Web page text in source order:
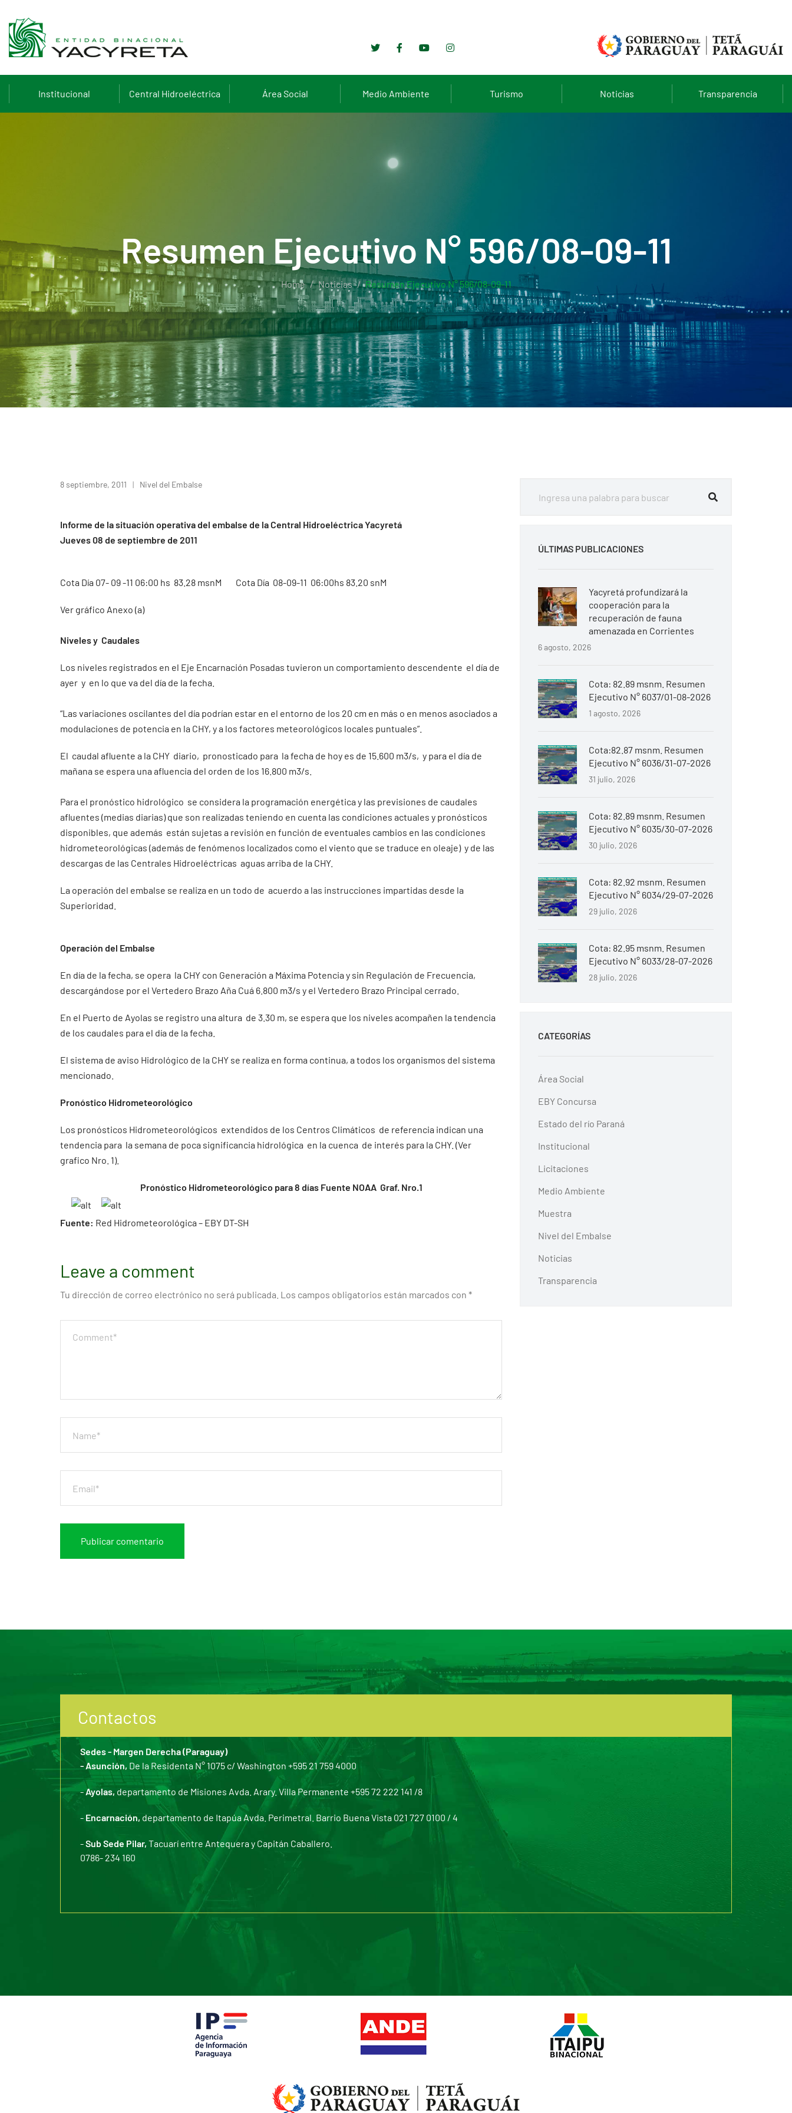
Institucional Central Hidroeléctrica Área Social Medio Ambiente Turismo Noticias Transparencia
Resumen Ejecutivo N° 596/08-09-11
Home Noticias Resumen Ejecutivo N° 596/08-09-11
8 septiembre, 2011 Nivel del Embalse
Informe de la situación operativa del embalse de la Central Hidroeléctrica Yacyretá
Jueves 08 de septiembre de 2011
Cota Día 07- 09 -11 06:00 hs 83.28 msnM Cota Día 08-09-11 06:00hs 83.20 snM
Ver gráfico Anexo (a)
Niveles y Caudales
Los niveles registrados en el Eje Encarnación Posadas tuvieron un comportamiento descendente el día de
ayer y en lo que va del día de la fecha.
“Las variaciones oscilantes del día podrían estar en el entorno de los 20 cm en más o en menos asociados a
modulaciones de potencia en la CHY, y a los factores meteorológicos locales puntuales”.
El caudal afluente a la CHY diario, pronosticado para la fecha de hoy es de 15.600 m3/s, y para el día de
mañana se espera una afluencia del orden de los 16.800 m3/s.
Para el pronóstico hidrológico se considera la programación energética y las previsiones de caudales
afluentes (medias diarias) que son realizadas teniendo en cuenta las condiciones actuales y pronósticos
disponibles, que además están sujetas a revisión en función de eventuales cambios en las condiciones
hidrometeorológicas (además de fenómenos localizados como el viento que se traduce en oleaje) y de las
descargas de las Centrales Hidroeléctricas aguas arriba de la CHY.
La operación del embalse se realiza en un todo de acuerdo a las instrucciones impartidas desde la
Superioridad.
Operación del Embalse
En día de la fecha, se opera la CHY con Generación a Máxima Potencia y sin Regulación de Frecuencia,
descargándose por el Vertedero Brazo Aña Cuá 6.800 m3/s y el Vertedero Brazo Principal cerrado.
En el Puerto de Ayolas se registro una altura de 3.30 m, se espera que los niveles acompañen la tendencia
de los caudales para el día de la fecha.
El sistema de aviso Hidrológico de la CHY se realiza en forma continua, a todos los organismos del sistema
mencionado.
Pronóstico Hidrometeorológico
Los pronósticos Hidrometeorológicos extendidos de los Centros Climáticos de referencia indican una
tendencia para la semana de poca significancia hidrológica en la cuenca de interés para la CHY. (Ver
grafico Nro. 1).
Pronóstico Hidrometeorológico para 8 días Fuente NOAA Graf. Nro.1
Fuente: Red Hidrometeorológica – EBY DT-SH
Leave a comment
Tu dirección de correo electrónico no será publicada. Los campos obligatorios están marcados con *
ÚLTIMAS PUBLICACIONES
Yacyretá profundizará la
cooperación para la
recuperación de fauna
amenazada en Corrientes
6 agosto, 2026
Cota: 82.89 msnm. Resumen
Ejecutivo N° 6037/01-08-2026
1 agosto, 2026
Cota:82.87 msnm. Resumen
Ejecutivo N° 6036/31-07-2026
31 julio, 2026
Cota: 82.89 msnm. Resumen
Ejecutivo N° 6035/30-07-2026
30 julio, 2026
Cota: 82.92 msnm. Resumen
Ejecutivo N° 6034/29-07-2026
29 julio, 2026
Cota: 82.95 msnm. Resumen
Ejecutivo N° 6033/28-07-2026
28 julio, 2026
CATEGORÍAS
Área Social
EBY Concursa
Estado del río Paraná
Institucional
Licitaciones
Medio Ambiente
Muestra
Nivel del Embalse
Noticias
Transparencia
Contactos
Sedes - Margen Derecha (Paraguay)
- Asunción, De la Residenta N° 1075 c/ Washington +595 21 759 4000
-Ayolas, departamento de Misiones Avda. Arary. Villa Permanente +595 72 222 141 /8
- Encarnación, departamento de Itapúa Avda. Perimetral. Barrio Buena Vista 021 727 0100 / 4
-Sub Sede Pilar, Tacuarí entre Antequera y Capitán Caballero.
0786- 234 160